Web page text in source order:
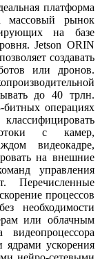
платформа
массовый рынок
на базе
Jetson ORIN
создавать
или дронов.
до 40 трлн.
операциях
с камер,
видеокадре,
на внешние
управления
Перечисленные
процессов
необходимости
или облачным
ускорения